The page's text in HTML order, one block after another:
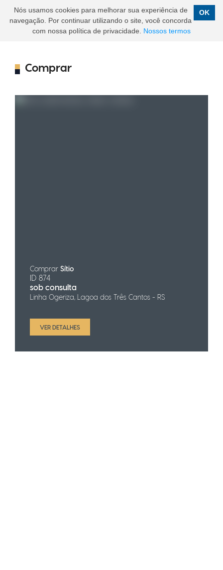
Comprar
Comprar Sítio
ID 874
sob consulta
Linha Ogeriza, Lagoa dos Três Cantos - RS
VER DETALHES
OK
Nós usamos cookies para melhorar sua experiência de
navegação. Por continuar utilizando o site, você concorda
com nossa política de privacidade. Nossos termos